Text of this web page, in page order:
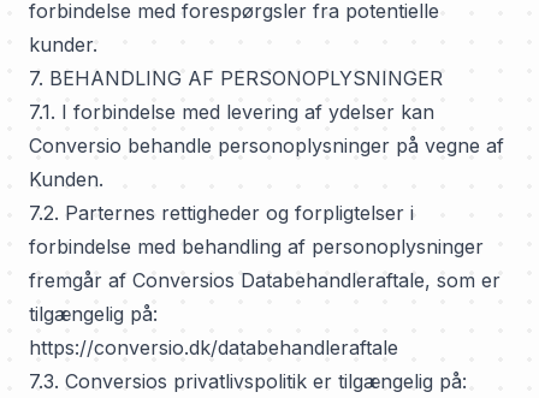
forbindelse med forespørgsler fra potentielle
kunder.
7. BEHANDLING AF PERSONOPLYSNINGER
7.1. I forbindelse med levering af ydelser kan
Conversio behandle personoplysninger på vegne af
Kunden.
7.2. Parternes rettigheder og forpligtelser i
forbindelse med behandling af personoplysninger
fremgår af Conversios Databehandleraftale, som er
tilgængelig på:
https://conversio.dk/databehandleraftale
7.3. Conversios privatlivspolitik er tilgængelig på: